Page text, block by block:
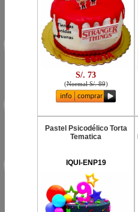
S/. 73
(Normal S/. 89)
Pastel Psicodélico Torta
Tematica
IQUI-ENP19